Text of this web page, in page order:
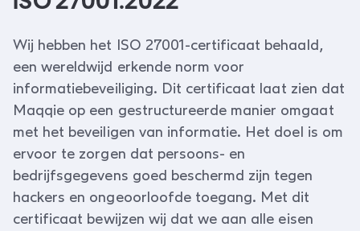
Wij hebben het ISO 27001-certificaat behaald,
een wereldwijd erkende norm voor
informatiebeveiliging. Dit certificaat laat zien dat
Maqqie op een gestructureerde manier omgaat
met het beveiligen van informatie. Het doel is om
ervoor te zorgen dat persoons- en
bedrijfsgegevens goed beschermd zijn tegen
hackers en ongeoorloofde toegang. Met dit
certificaat bewijzen wij dat we aan alle eisen